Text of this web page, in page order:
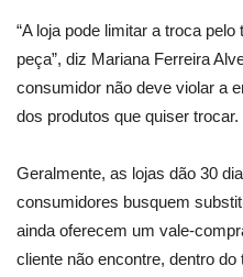
“A loja pode limitar a troca
peça”, diz Mariana Ferreira
consumidor não deve violar a
dos produtos que quiser trocar.
Geralmente, as lojas dão 30
consumidores busquem
ainda oferecem um vale-
cliente não encontre, dentro